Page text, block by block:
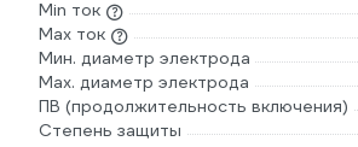
Min ток
Max ток
Мин. диаметр электрода
Мах. диаметр электрода
ПВ (продолжительность включения)
Степень защиты